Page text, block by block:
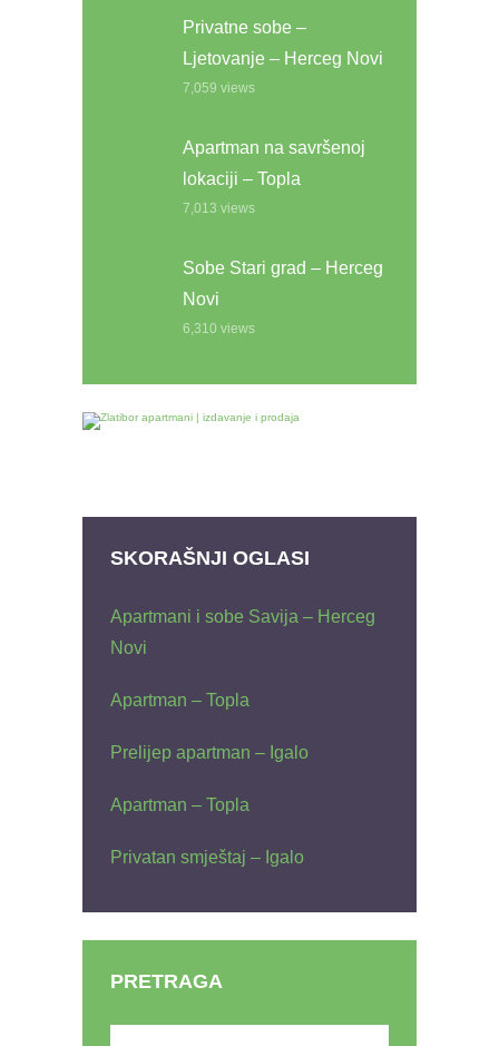
Privatne sobe –
Ljetovanje – Herceg Novi
7,059 views
Apartman na savršenoj
lokaciji – Topla
7,013 views
Sobe Stari grad – Herceg
Novi
6,310 views
SKORAŠNJI OGLASI
Apartmani i sobe Savija – Herceg
Novi
Apartman – Topla
Prelijep apartman – Igalo
Apartman – Topla
Privatan smještaj – Igalo
PRETRAGA